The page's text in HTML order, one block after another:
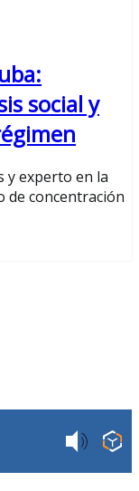
social y
y experto en la
de concentración